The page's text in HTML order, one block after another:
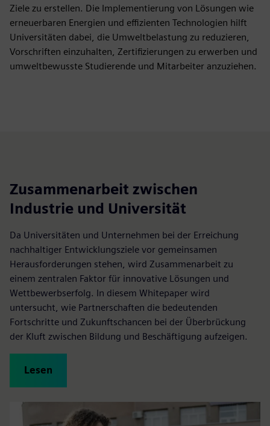
Ziele zu erstellen. Die Implementierung von Lösungen wie
erneuerbaren Energien und effizienten Technologien hilft
Universitäten dabei, die Umweltbelastung zu reduzieren,
Vorschriften einzuhalten, Zertifizierungen zu erwerben und
umweltbewusste Studierende und Mitarbeiter anzuziehen.
Zusammenarbeit zwischen
Industrie und Universität
Da Universitäten und Unternehmen bei der Erreichung
nachhaltiger Entwicklungsziele vor gemeinsamen
Herausforderungen stehen, wird Zusammenarbeit zu
einem zentralen Faktor für innovative Lösungen und
Wettbewerbserfolg. In diesem Whitepaper wird
untersucht, wie Partnerschaften die bedeutenden
Fortschritte und Zukunftschancen bei der Überbrückung
der Kluft zwischen Bildung und Beschäftigung aufzeigen.
Lesen